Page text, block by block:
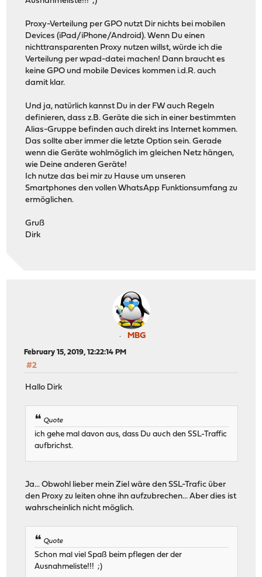
Proxy-Verteilung per GPO nutzt Dir nichts bei mobilen
Devices (iPad/iPhone/Android). Wenn Du einen
nichttransparenten Proxy nutzen willst, würde ich die
Verteilung per wpad-datei machen! Dann braucht es
keine GPO und mobile Devices kommen i.d.R. auch
damit klar.
Und ja, natürlich kannst Du in der FW auch Regeln
definieren, dass z.B. Geräte die sich in einer bestimmten
Alias-Gruppe befinden auch direkt ins Internet kommen.
Das sollte aber immer die letzte Option sein. Gerade
wenn die Geräte wohlmöglich im gleichen Netz hängen,
wie Deine anderen Geräte!
Ich nutze das bei mir zu Hause um unseren
Smartphones den vollen WhatsApp Funktionsumfang zu
ermöglichen.
Gruß
Dirk
MBG
February 15, 2019, 12:22:14 PM
#2
Hallo Dirk
Quote
ich gehe mal davon aus, dass Du auch den SSL-Traffic
aufbrichst.
Ja... Obwohl lieber mein Ziel wäre den SSL-Trafic über
den Proxy zu leiten ohne ihn aufzubrechen... Aber dies ist
wahrscheinlich nicht möglich.
Quote
Schon mal viel Spaß beim pflegen der der
Ausnahmeliste!!! ;)